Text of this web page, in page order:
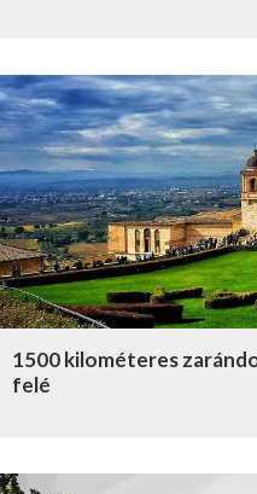
1500 kilométeres
felé